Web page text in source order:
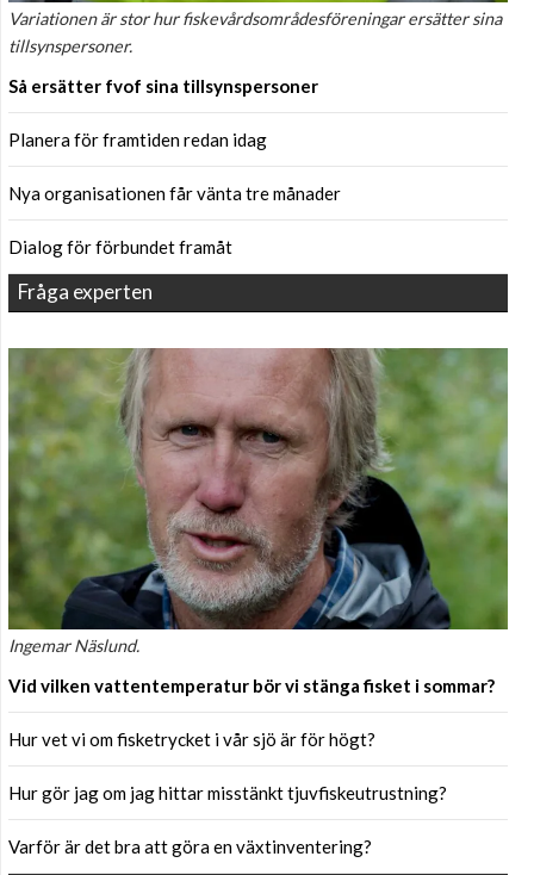
Variationen är stor hur fiskevårdsområdesföreningar ersätter sina
tillsynspersoner.
Så ersätter fvof sina tillsynspersoner
Planera för framtiden redan idag
Nya organisationen får vänta tre månader
Dialog för förbundet framåt
Fråga experten
Ingemar Näslund.
Vid vilken vattentemperatur bör vi stänga fisket i sommar?
Hur vet vi om fisketrycket i vår sjö är för högt?
Hur gör jag om jag hittar misstänkt tjuvfiskeutrustning?
Varför är det bra att göra en växtinventering?